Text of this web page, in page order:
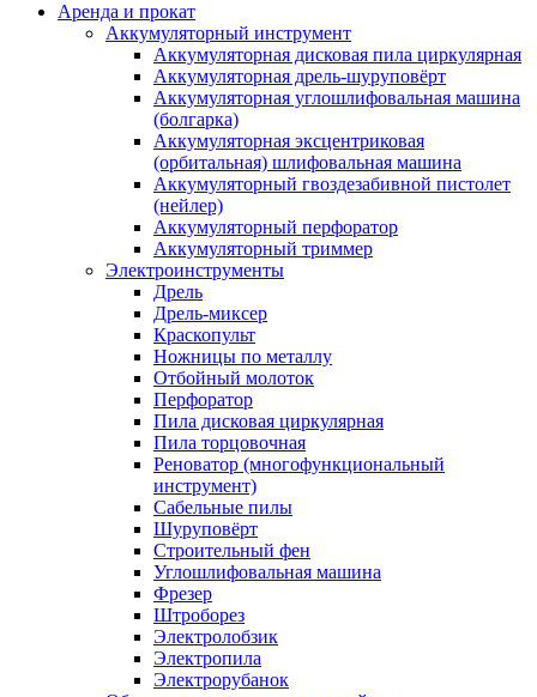
Аренда и прокат
Аккумуляторный инструмент
Аккумуляторная дисковая пила циркулярная
Аккумуляторная дрель-шуруповёрт
Аккумуляторная углошлифовальная машина
(болгарка)
Аккумуляторная эксцентриковая
(орбитальная) шлифовальная машина
Аккумуляторный гвоздезабивной пистолет
(нейлер)
Аккумуляторный перфоратор
Аккумуляторный триммер
Электроинструменты
Дрель
Дрель-миксер
Краскопульт
Ножницы по металлу
Отбойный молоток
Перфоратор
Пила дисковая циркулярная
Пила торцовочная
Реноватор (многофункциональный
инструмент)
Сабельные пилы
Шуруповёрт
Строительный фен
Углошлифовальная машина
Фрезер
Штроборез
Электролобзик
Электропила
Электрорубанок